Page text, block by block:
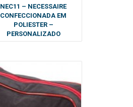
NEC11 – NECESSAIRE
CONFECCIONADA EM
POLIESTER –
PERSONALIZADO